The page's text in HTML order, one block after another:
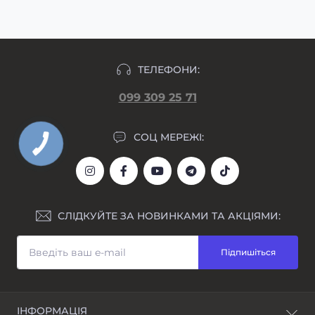
ТЕЛЕФОНИ:
099 309 25 71
СОЦ МЕРЕЖІ:
СЛІДКУЙТЕ ЗА НОВИНКАМИ ТА АКЦІЯМИ:
Підпишіться
ІНФОРМАЦІЯ